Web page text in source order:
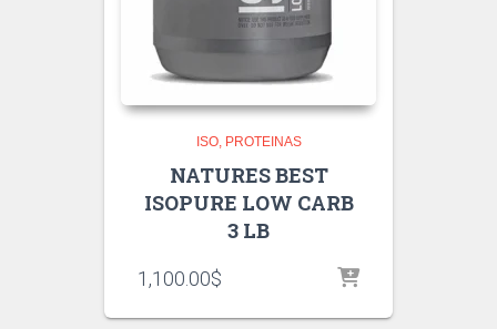
ISO PROTEINAS
NATURES BEST
ISOPURE LOW CARB
3 LB
1,100.00$